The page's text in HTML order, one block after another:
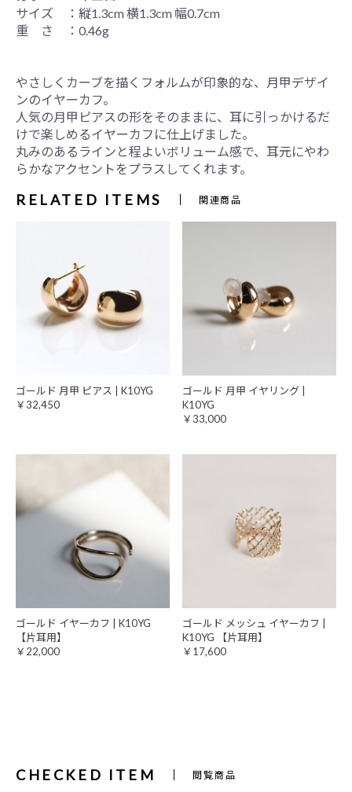
サイズ ：縦1.3cm 横1.3cm 幅0.7cm
重 さ ：0.46g
やさしくカーブを描くフォルムが印象的な、月甲デザイ
ンのイヤーカフ。
人気の月甲ピアスの形をそのままに、耳に引っかけるだ
けで楽しめるイヤーカフに仕上げました。
丸みのあるラインと程よいボリューム感で、耳元にやわ
らかなアクセントをプラスしてくれます。
RELATED ITEMS 関連商品
ゴールド 月甲 ピアス | K10YG
￥32,450
ゴールド 月甲 イヤリング |
K10YG
￥33,000
ゴールド イヤーカフ | K10YG
【片耳用】
￥22,000
ゴールド メッシュ イヤーカフ |
K10YG 【片耳用】
￥17,600
CHECKED ITEM 閲覧商品